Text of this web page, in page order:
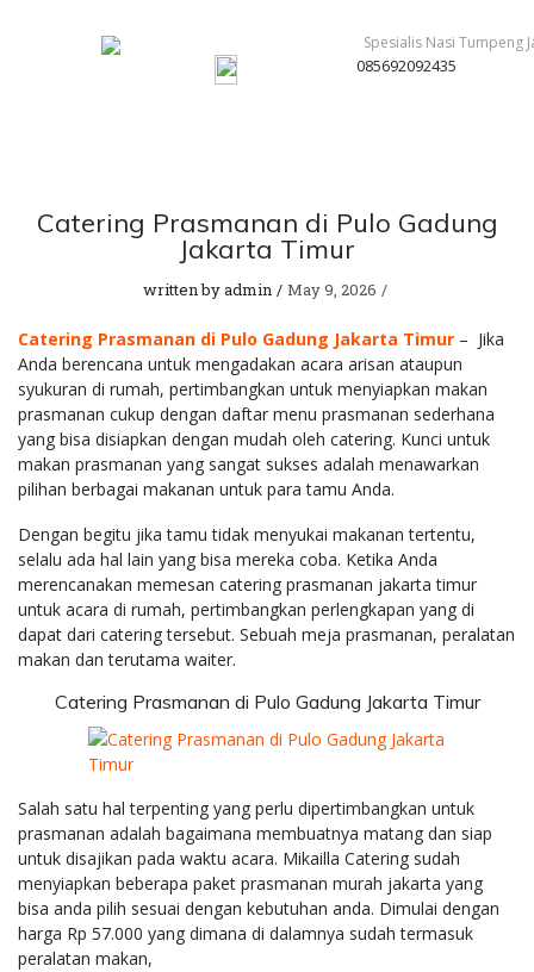
085692092435
Catering Prasmanan di Pulo Gadung
Jakarta Timur
written byadmin May 9, 2026
Catering Prasmanan di Pulo Gadung Jakarta Timur – Jika
Anda berencana untuk mengadakan acara arisan ataupun
syukuran di rumah, pertimbangkan untuk menyiapkan makan
prasmanan cukup dengan daftar menu prasmanan sederhana
yang bisa disiapkan dengan mudah oleh catering. Kunci untuk
makan prasmanan yang sangat sukses adalah menawarkan
pilihan berbagai makanan untuk para tamu Anda.
Dengan begitu jika tamu tidak menyukai makanan tertentu,
selalu ada hal lain yang bisa mereka coba. Ketika Anda
merencanakan memesan catering prasmanan jakarta timur
untuk acara di rumah, pertimbangkan perlengkapan yang di
dapat dari catering tersebut. Sebuah meja prasmanan, peralatan
makan dan terutama waiter.
Catering Prasmanan di Pulo Gadung Jakarta Timur
Salah satu hal terpenting yang perlu dipertimbangkan untuk
prasmanan adalah bagaimana membuatnya matang dan siap
untuk disajikan pada waktu acara. Mikailla Catering sudah
menyiapkan beberapa paket prasmanan murah jakarta yang
bisa anda pilih sesuai dengan kebutuhan anda. Dimulai dengan
harga Rp 57.000 yang dimana di dalamnya sudah termasuk
peralatan makan,